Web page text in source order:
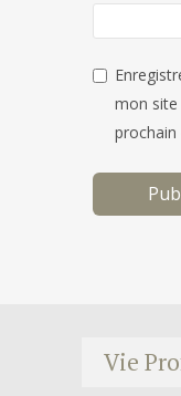
mon site
Vie